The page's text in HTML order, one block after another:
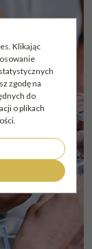
Klikając
zgodę na
do
o plikach